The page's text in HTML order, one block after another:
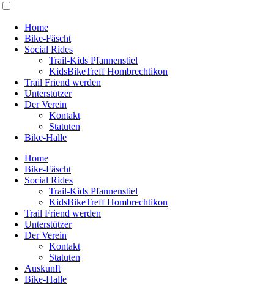
Home
Bike-Fäscht
Social Rides
Trail-Kids Pfannenstiel
KidsBikeTreff Hombrechtikon
Trail Friend werden
Unterstützer
Der Verein
Kontakt
Statuten
Bike-Halle
Home
Bike-Fäscht
Social Rides
Trail-Kids Pfannenstiel
KidsBikeTreff Hombrechtikon
Trail Friend werden
Unterstützer
Der Verein
Kontakt
Statuten
Auskunft
Bike-Halle